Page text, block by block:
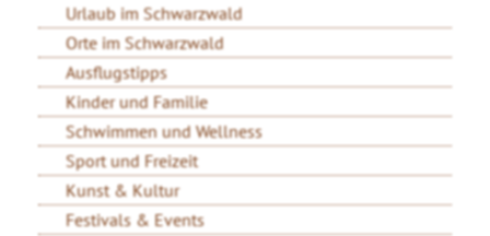
Urlaub im Schwarzwald
Orte im Schwarzwald
Ausflugstipps
Kinder und Familie
Schwimmen und Wellness
Sport und Freizeit
Kunst & Kultur
Festivals & Events